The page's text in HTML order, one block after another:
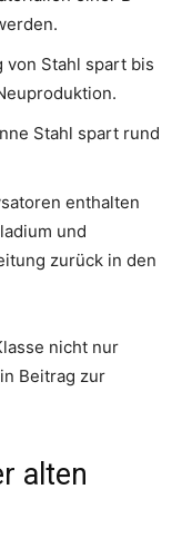
von Stahl spart bis
Stahl spart rund
enthalten
und
zurück in den
nicht nur
Beitrag zur
alten